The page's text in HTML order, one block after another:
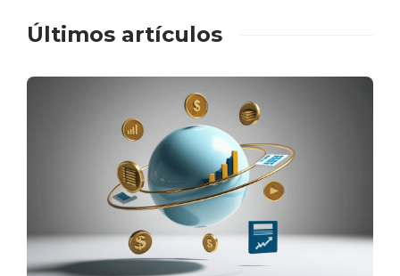
Últimos artículos